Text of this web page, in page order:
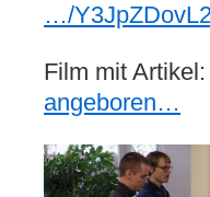
…/
Film mit Artikel:
angeboren…